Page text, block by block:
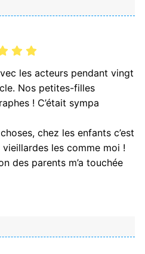
les acteurs pendant vingt
Nos petites-filles
! C’était sympa
chez les enfants c’est
les comme moi !
des parents m’a touchée